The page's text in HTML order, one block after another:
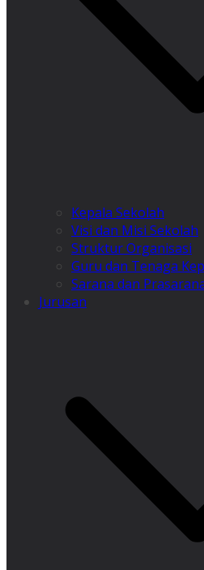
Kepala Sekolah
Visi dan Misi Sekolah
Struktur Organisasi
Guru dan Tenaga
Sarana dan
Jurusan